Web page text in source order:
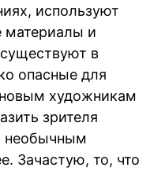
используют
материалы и
в
опасные для
художникам
зрителя
необычным
Зачастую, то, что